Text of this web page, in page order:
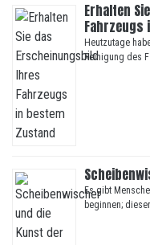
Erhalten
Fahrzeugs
Heutzutage
Reinigung des
Es gibt
beginnen;